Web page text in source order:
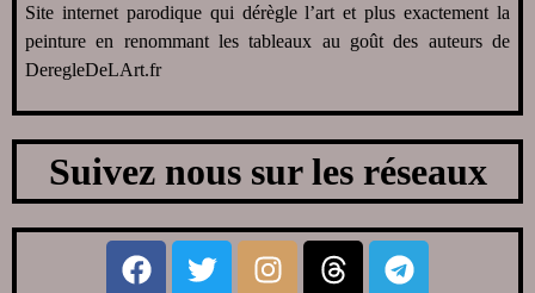
Site internet parodique qui dérègle l’art et plus exactement la
peinture en renommant les tableaux au goût des auteurs de
DeregleDeLArt.fr
Suivez nous sur les réseaux